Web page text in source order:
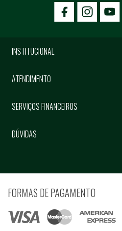
icon-facebook
icon-
INSTITUCIONAL
ATENDIMENTO
SERVIÇOS FINANCEIROS
DÚVIDAS
FORMAS DE PAGAMENTO